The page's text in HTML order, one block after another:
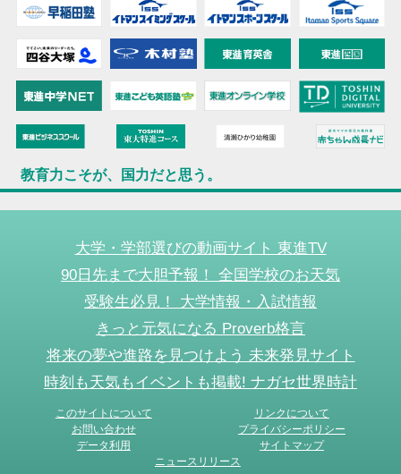
教育力こそが、国力だと思う。
大学・学部選びの動画サイト 東進TV
90日先まで大胆予報！ 全国学校のお天気
受験生必見！ 大学情報・入試情報
きっと元気になる Proverb格言
将来の夢や進路を見つけよう 未来発見サイト
時刻も天気もイベントも掲載! ナガセ世界時計
このサイトについて
リンクについて
お問い合わせ
プライバシーポリシー
データ利用
サイトマップ
ニュースリリース